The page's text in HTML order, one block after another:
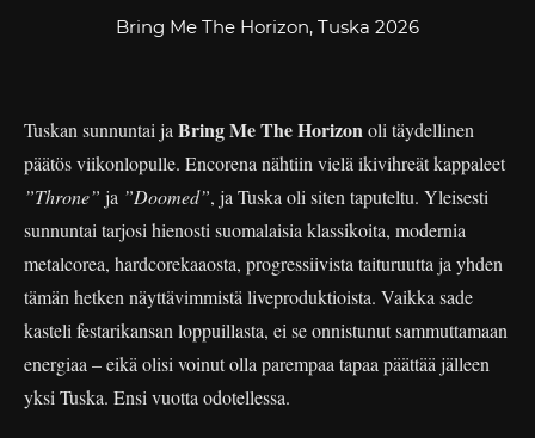
Bring Me The Horizon, Tuska 2026
Tuskan sunnuntai ja Bring Me The Horizonoli täydellinen
päätös viikonlopulle. Encorena nähtiin vielä ikivihreät kappaleet
”Throne” ja ”Doomed”, ja Tuska oli siten taputeltu. Yleisesti
sunnuntai tarjosi hienosti suomalaisia klassikoita, modernia
metalcorea, hardcorekaaosta, progressiivista taituruutta ja yhden
tämän hetken näyttävimmistä liveproduktioista. Vaikka sade
kasteli festarikansan loppuillasta, ei se onnistunut sammuttamaan
energiaa – eikä olisi voinut olla parempaa tapaa päättää jälleen
yksi Tuska. Ensi vuotta odotellessa.